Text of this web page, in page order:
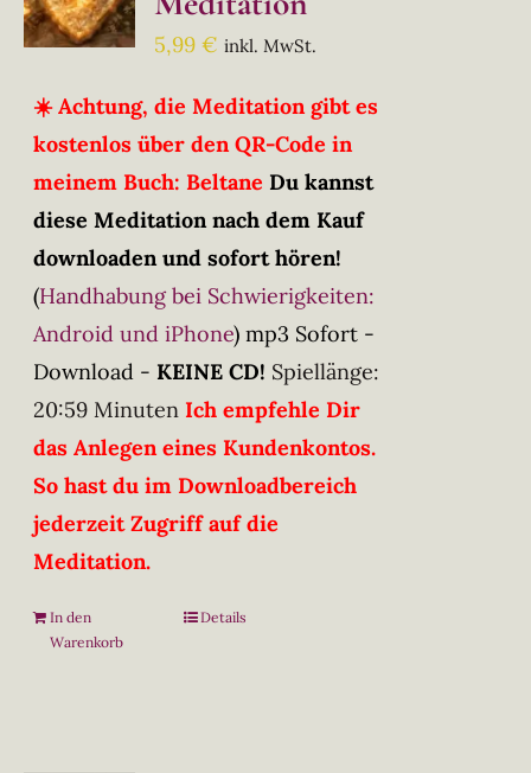
5,99€ inkl. MwSt.
☀️ Achtung, die Meditation gibt es
kostenlos über den QR-Code in
meinem Buch: Beltane Du kannst
diese Meditation nach dem Kauf
downloaden und sofort hören!
(Handhabung bei Schwierigkeiten:
Android und iPhone) mp3 Sofort -
Download - KEINE CD! Spiellänge:
20:59 Minuten Ich empfehle Dir
das Anlegen eines Kundenkontos.
So hast du im Downloadbereich
jederzeit Zugriff auf die
Meditation.
In den
Warenkorb
Details